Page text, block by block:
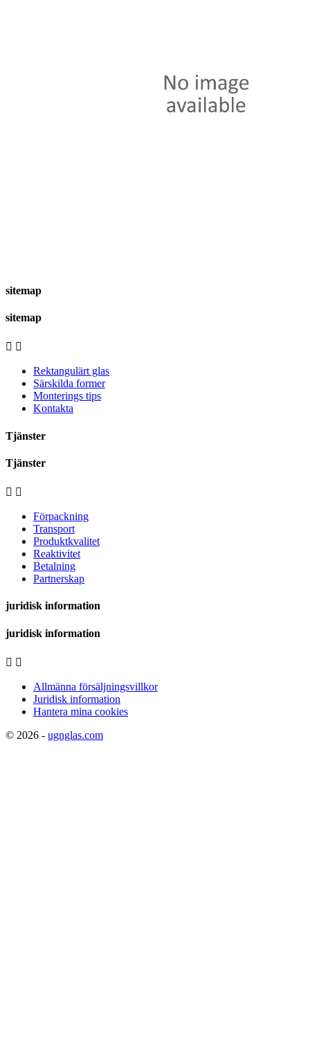
sitemap
sitemap
 
Rektangulärt glas
Särskilda former
Monterings tips
Kontakta
Tjänster
Tjänster
 
Förpackning
Transport
Produktkvalitet
Reaktivitet
Betalning
Partnerskap
juridisk information
juridisk information
 
Allmänna försäljningsvillkor
Juridisk information
Hantera mina cookies
© 2026 - ugnglas.com